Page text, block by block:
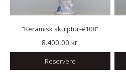
“Keramisk skulptur-#108”
8.400,00 kr.
Reservere